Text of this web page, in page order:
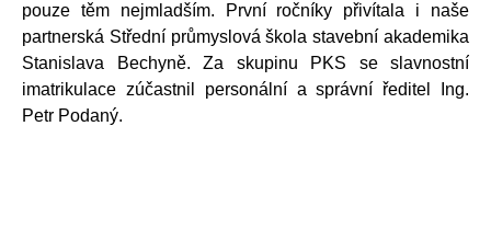
pouze těm nejmladším. První ročníky přivítala i naše
partnerská Střední průmyslová škola stavební akademika
Stanislava Bechyně. Za skupinu PKS se slavnostní
imatrikulace zúčastnil personální a správní ředitel Ing.
Petr Podaný.